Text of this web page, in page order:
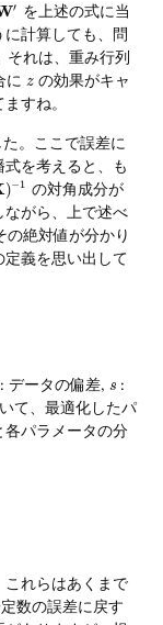
′ を上述の式に当
に計算しても、問
れは、重み行列
に zの効果がキャ
すね。
。ここで誤差に
を考えると、も
)−1 の対角成分が
がら、上で述べ
絶対値が分かり
義を思い出して
データの偏差, s :
て、最適化したパ
パラメータの分
れらはあくまで
数の誤差に戻す